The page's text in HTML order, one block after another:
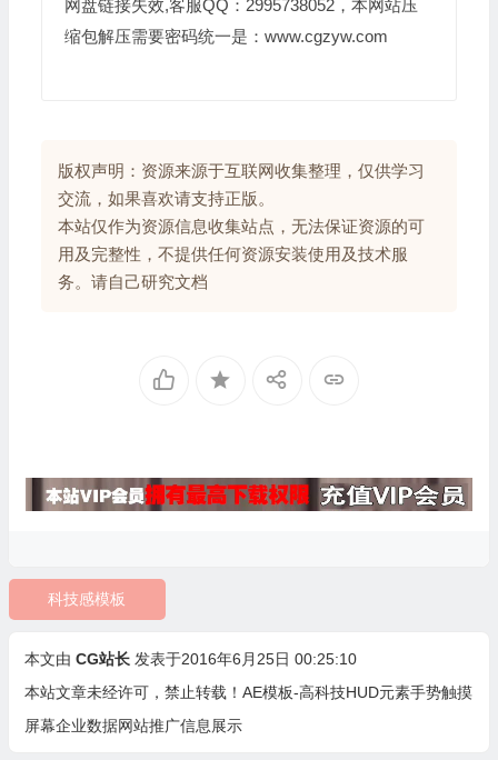
网盘链接失效,客服QQ：2995738052，本网站压
缩包解压需要密码统一是：www.cgzyw.com
版权声明：资源来源于互联网收集整理，仅供学习
交流，如果喜欢请支持正版。
本站仅作为资源信息收集站点，无法保证资源的可
用及完整性，不提供任何资源安装使用及技术服
务。请自己研究文档
科技感模板
本文由 CG站长 发表于2016年6月25日 00:25:10
本站文章未经许可，禁止转载！ AE模板-高科技HUD元素手势触摸
屏幕企业数据网站推广信息展示